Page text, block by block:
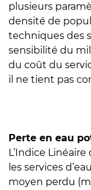
plusieurs
densité de
techniques des
sensibilité du
du coût du
il ne tient pas
Perte en eau
L’Indice
les services
moyen perdu